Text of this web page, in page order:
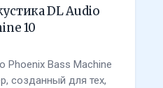
DL Audio
10
Phoenix Bass Machine
созданный для тех,